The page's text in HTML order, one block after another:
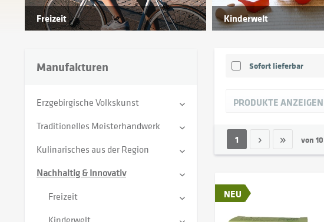
Freizeit Kinderwelt
Manufakturen
Erzgebirgische Volkskunst
Traditionelles Meisterhandwerk
Kulinarisches aus der Region
Nachhaltig & Innovativ
Freizeit
Sofort lieferbar
PRODUKTE ANZEIGEN
1 von 10
NEU